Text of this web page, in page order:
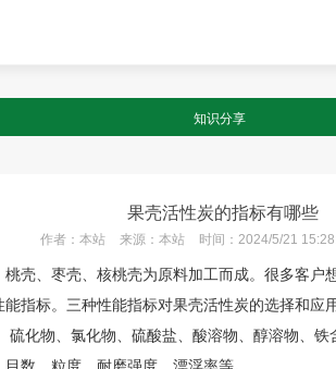
知识分享
果壳活性炭的指标有哪些
作者： 本站 来源： 本站 时间： 2024/5/21
壳、枣壳、核桃壳为原料加工而成。很多客户
指标。三种性能指标对果壳活性炭的选择和应
化物、氯化物、硫酸盐、酸溶物、醇溶物、